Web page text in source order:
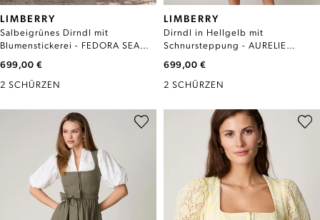
LIMBERRY
Salbeigrünes Dirndl mit
Blumenstickerei - FEDORA SEA
699,00 €
2 SCHÜRZEN
LIMBERRY
Dirndl in Hellgelb mit
Schnursteppung - AURELIE
699,00 €
2 SCHÜRZEN